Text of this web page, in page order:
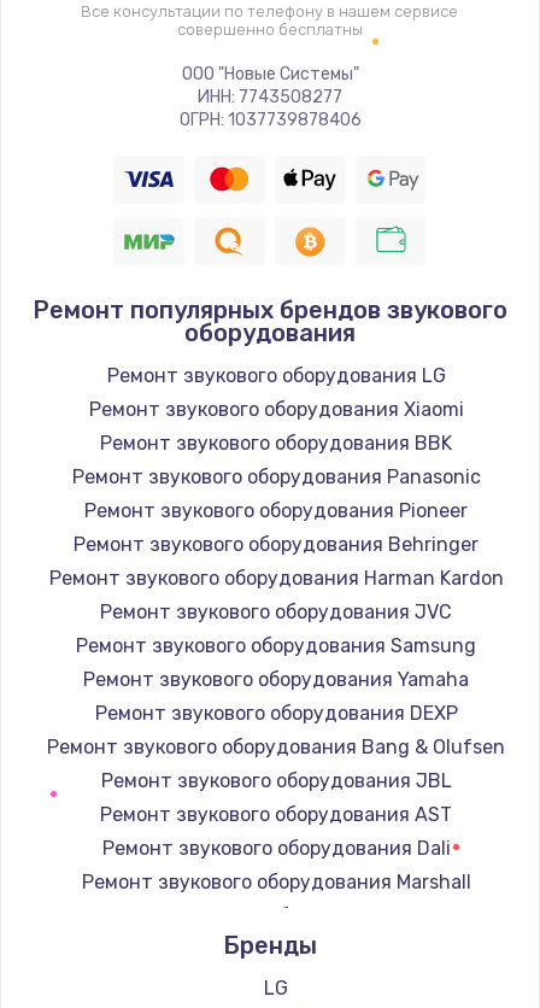
Заказать
Замена ТЭНа
2500 руб.
1400 руб.
Замена / ремонт электронного модуля
управления
600 руб.
Заказать
Замена конфорки
Заказать
Замена платы сенсора
Заказать
Замена регулятора режимов конфорки
Заказать
Замена сенсорного датчика
1300 руб.
Заказать
Все консультации по телефону в нашем сервисе
совершенно бесплатны
ООО "Новые Системы"
ИНН: 7743508277
ОГРН: 1037739878406
Ремонт популярных брендов звукового
оборудования
Ремонт звукового оборудования LG
Ремонт звукового оборудования Xiaomi
Ремонт звукового оборудования BBK
Ремонт звукового оборудования Panasonic
Ремонт звукового оборудования Pioneer
Ремонт звукового оборудования Behringer
Ремонт звукового оборудования Harman Kardon
Ремонт звукового оборудования JVC
Ремонт звукового оборудования Samsung
Ремонт звукового оборудования Yamaha
Ремонт звукового оборудования DEXP
Ремонт звукового оборудования Bang & Olufsen
Ремонт звукового оборудования JBL
Ремонт звукового оборудования AST
Ремонт звукового оборудования Dali
Ремонт звукового оборудования Marshall
Ремонт звукового оборудования Supra
Бренды
LG